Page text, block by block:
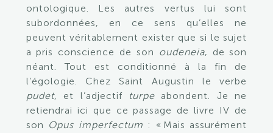
ontologique. Les autres vertus lui sont
subordonnées, en ce sens qu’elles ne
peuvent véritablement exister que si le sujet
a pris conscience de son oudeneia, de son
néant. Tout est conditionné à la fin de
l’égologie. Chez Saint Augustin le verbe
pudet, et l’adjectif turpe abondent. Je ne
retiendrai ici que ce passage de livre IV de
son Opus imperfectum : « Mais assurément